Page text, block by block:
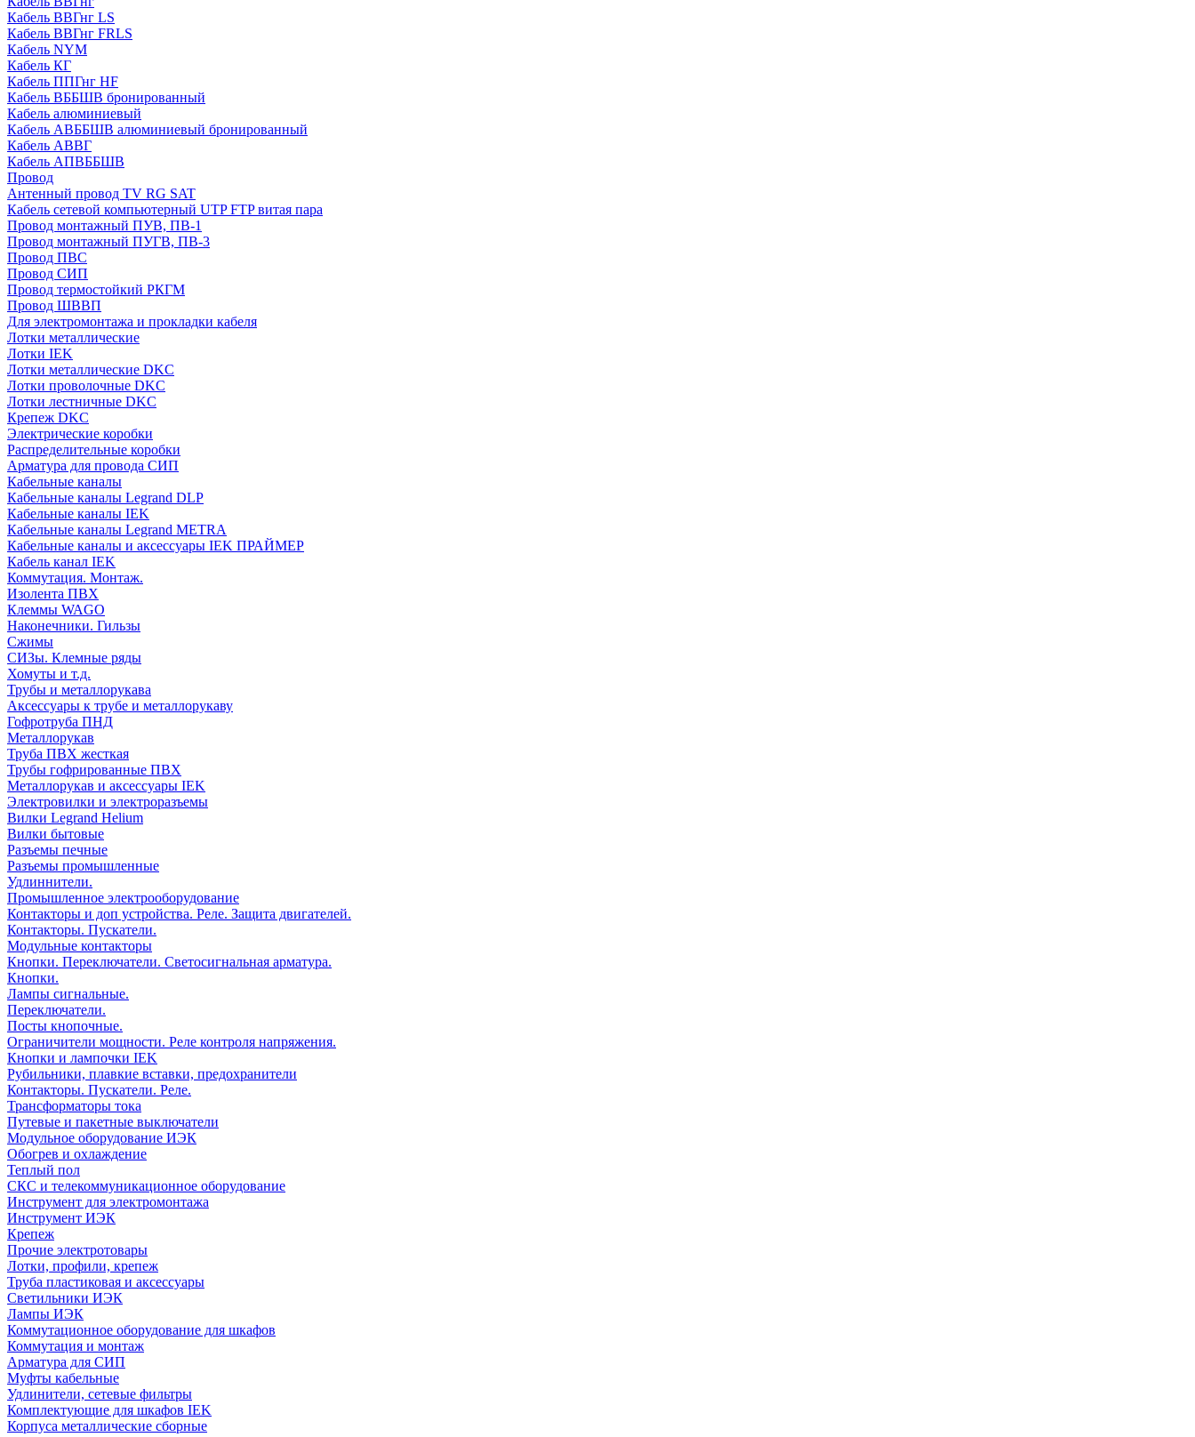
Кабель ВВГнг LS
Кабель ВВГнг FRLS
Кабель NYM
Кабель КГ
Кабель ППГнг HF
Кабель ВББШВ бронированный
Кабель алюминиевый
Кабель АВББШВ алюминиевый бронированный
Кабель АВВГ
Кабель АПВББШВ
Провод
Антенный провод TV RG SAT
Кабель сетевой компьютерный UTP FTP витая пара
Провод монтажный ПУВ, ПВ-1
Провод монтажный ПУГВ, ПВ-3
Провод ПВС
Провод СИП
Провод термостойкий РКГМ
Провод ШВВП
Для электромонтажа и прокладки кабеля
Лотки металлические
Лотки IEK
Лотки металлические DKC
Лотки проволочные DKC
Лотки лестничные DKC
Крепеж DKC
Электрические коробки
Распределительные коробки
Арматура для провода СИП
Кабельные каналы
Кабельные каналы Legrand DLP
Кабельные каналы IEK
Кабельные каналы Legrand METRA
Кабельные каналы и аксессуары IEK ПРАЙМЕР
Кабель канал IEK
Коммутация. Монтаж.
Изолента ПВХ
Клеммы WAGO
Наконечники. Гильзы
Сжимы
СИЗы. Клемные ряды
Хомуты и т.д.
Трубы и металлорукава
Аксессуары к трубе и металлорукаву
Гофротруба ПНД
Металлорукав
Труба ПВХ жесткая
Трубы гофрированные ПВХ
Металлорукав и аксессуары IEK
Электровилки и электроразъемы
Вилки Legrand Helium
Вилки бытовые
Разъемы печные
Разъемы промышленные
Удлиннители.
Промышленное электрооборудование
Контакторы и доп устройства. Реле. Защита двигателей.
Контакторы. Пускатели.
Модульные контакторы
Кнопки. Переключатели. Светосигнальная арматура.
Кнопки.
Лампы сигнальные.
Переключатели.
Посты кнопочные.
Ограничители мощности. Реле контроля напряжения.
Кнопки и лампочки IEK
Рубильники, плавкие вставки, предохранители
Контакторы. Пускатели. Реле.
Трансформаторы тока
Путевые и пакетные выключатели
Модульное оборудование ИЭК
Обогрев и охлаждение
Теплый пол
СКС и телекоммуникационное оборудование
Инструмент для электромонтажа
Инструмент ИЭК
Крепеж
Прочие электротовары
Лотки, профили, крепеж
Труба пластиковая и аксессуары
Светильники ИЭК
Лампы ИЭК
Коммутационное оборудование для шкафов
Коммутация и монтаж
Арматура для СИП
Муфты кабельные
Удлинители, сетевые фильтры
Комплектующие для шкафов IEK
Корпуса металлические сборные